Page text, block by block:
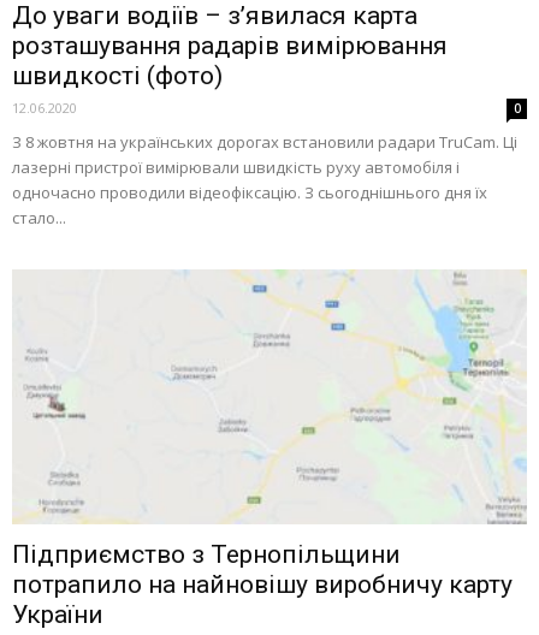
До уваги водіїв – з’явилася карта
розташування радарів вимірювання
швидкості (фото)
12.06.2020 0
З 8 жовтня на українських дорогах встановили радари TruCam. Ці
лазерні пристрої вимірювали швидкість руху автомобіля і
одночасно проводили відеофіксацію. З сьогоднішнього дня їх
стало...
Підприємство з Тернопільщини
потрапило на найновішу виробничу карту
України